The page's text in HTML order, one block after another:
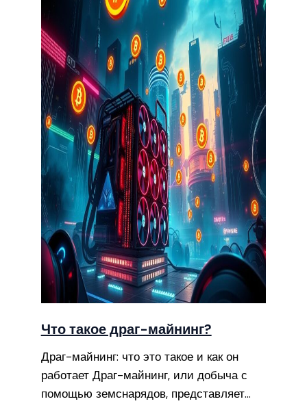
Что такое драг-майнинг?
Драг-майнинг: что это такое и как он
работает Драг-майнинг, или добыча с
помощью земснарядов, представляет…